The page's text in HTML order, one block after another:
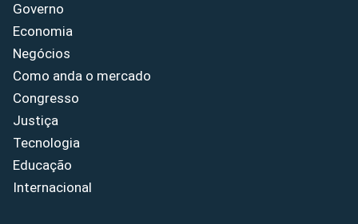
Governo
Economia
Negócios
Como anda o mercado
Congresso
Justiça
Tecnologia
Educação
Internacional